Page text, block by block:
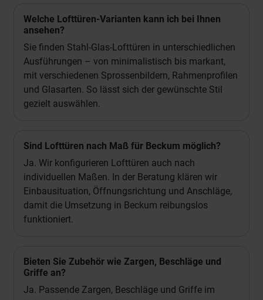
Welche Lofttüren-Varianten kann ich bei Ihnen
ansehen?
Sie finden Stahl-Glas-Lofttüren in unterschiedlichen
Ausführungen – von minimalistisch bis markant,
mit verschiedenen Sprossenbildern, Rahmenprofilen
und Glasarten. So lässt sich der gewünschte Stil
gezielt auswählen.
Sind Lofttüren nach Maß für Beckum möglich?
Ja. Wir konfigurieren Lofttüren auch nach
individuellen Maßen. In der Beratung klären wir
Einbausituation, Öffnungsrichtung und Anschläge,
damit die Umsetzung in Beckum reibungslos
funktioniert.
Bieten Sie Zubehör wie Zargen, Beschläge und
Griffe an?
Ja. Passende Zargen, Beschläge und Griffe im